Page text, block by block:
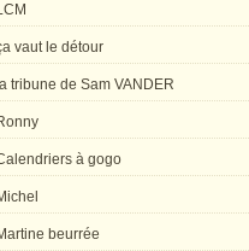
vaut le détour
la tribune de Sam VANDER
à gogo
beurrée